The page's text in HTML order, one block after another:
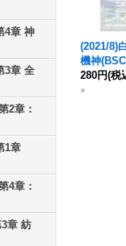
4章 神
3章 全
2章：
1章
4章：
章 紡
(2021/8)
機神
醒X】
S52-
280円(税
×